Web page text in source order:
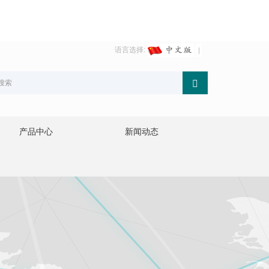
语言选择:
产品中心 新闻动态